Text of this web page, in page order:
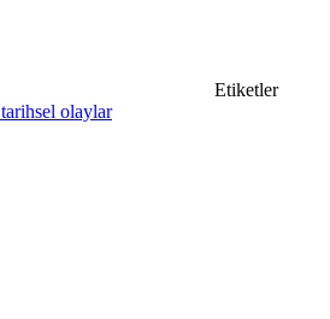
Etiketler
tarihsel olaylar